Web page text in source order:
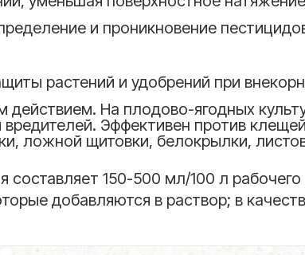
и проникновение
растений и удобрений при
На плодово-ягодных
Эффективен против
ложной щитовки, белокрылки,
составляет 150-500 мл/100 л
добавляются в раствор; в